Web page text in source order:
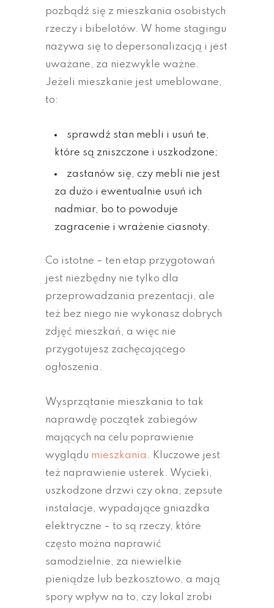
pozbądź się z mieszkania osobistych
rzeczy i bibelotów. W home stagingu
nazywa się to depersonalizacją i jest
uważane, za niezwykle ważne.
Jeżeli mieszkanie jest umeblowane,
to:
sprawdź stan mebli i usuń te,
które są zniszczone i uszkodzone;
zastanów się, czy mebli nie jest
za dużo i ewentualnie usuń ich
nadmiar, bo to powoduje
zagracenie i wrażenie ciasnoty.
Co istotne – ten etap przygotowań
jest niezbędny nie tylko dla
przeprowadzania prezentacji, ale
też bez niego nie wykonasz dobrych
zdjęć mieszkań, a więc nie
przygotujesz zachęcającego
ogłoszenia.
Wysprzątanie mieszkania to tak
naprawdę początek zabiegów
mających na celu poprawienie
wyglądu mieszkania . Kluczowe jest
też naprawienie usterek. Wycieki,
uszkodzone drzwi czy okna, zepsute
instalacje, wypadające gniazdka
elektryczne – to są rzeczy, które
często można naprawić
samodzielnie, za niewielkie
pieniądze lub bezkosztowo, a mają
spory wpływ na to, czy lokal zrobi